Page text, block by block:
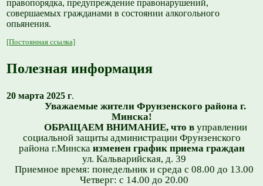
правопорядка, предупреждение правонарушений,
совершаемых гражданами в состоянии алкогольного
опьянения.
[Постоянная ссылка]
Полезная информация
20 марта 2025 г.
Уважаемые жители Фрунзенского района г.
Минска!
ОБРАЩАЕМ ВНИМАНИЕ, что в управлении
социальной защиты администрации Фрунзенского
района г.Минска изменен график приема граждан
ул. Кальварийская, д. 39
Приемное время: понедельник и среда с 08.00 до 13.00
Четверг: с 14.00 до 20.00